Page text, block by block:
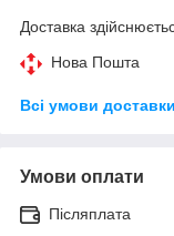
Доставка
Нова Пошта
Всі умови доставки
Умови оплати
Післяплата